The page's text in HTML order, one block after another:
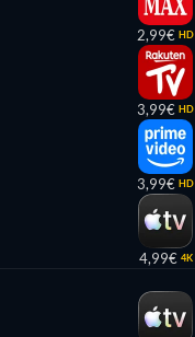
2,99€ HD
3,99€ HD
3,99€ HD
4,99€ 4K